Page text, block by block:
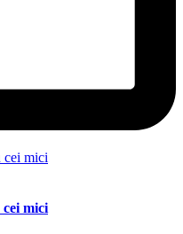
mici